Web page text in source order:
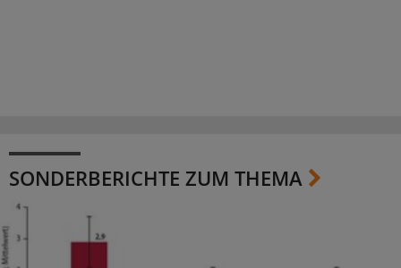
SONDERBERICHTE ZUM THEMA